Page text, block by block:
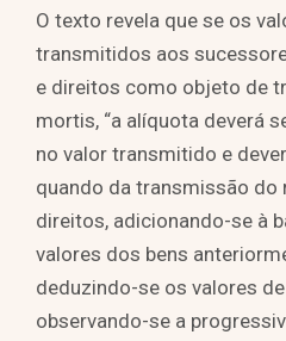
O texto revela que se os
transmitidos aos
e direitos como objeto de
mortis, “a alíquota deverá
no valor transmitido e
quando da transmissão do
direitos, adicionando-se à
valores dos bens
deduzindo-se os valores
observando-se a